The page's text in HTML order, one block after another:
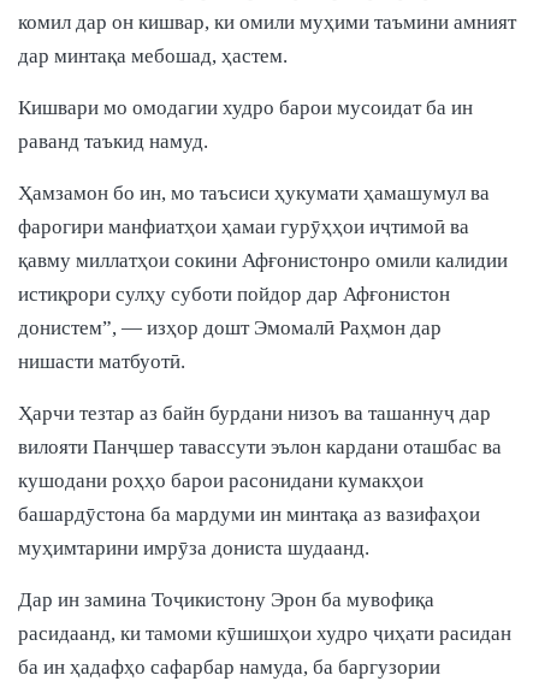
комил дар он кишвар, ки омили муҳими таъмини амният
дар минтақа мебошад, ҳастем.
Кишвари мо омодагии худро барои мусоидат ба ин
раванд таъкид намуд.
Ҳамзамон бо ин, мо таъсиси ҳукумати ҳамашумул ва
фарогири манфиатҳои ҳамаи гурӯҳҳои иҷтимоӣ ва
қавму миллатҳои сокини Афғонистонро омили калидии
истиқрори сулҳу суботи пойдор дар Афғонистон
донистем”, — изҳор дошт Эмомалӣ Раҳмон дар
нишасти матбуотӣ.
Ҳарчи тезтар аз байн бурдани низоъ ва ташаннуҷ дар
вилояти Панҷшер тавассути эълон кардани оташбас ва
кушодани роҳҳо барои расонидани кумакҳои
башардӯстона ба мардуми ин минтақа аз вазифаҳои
муҳимтарини имрӯза дониста шудаанд.
Дар ин замина Тоҷикистону Эрон ба мувофиқа
расидаанд, ки тамоми кӯшишҳои худро ҷиҳати расидан
ба ин ҳадафҳо сафарбар намуда, ба баргузории